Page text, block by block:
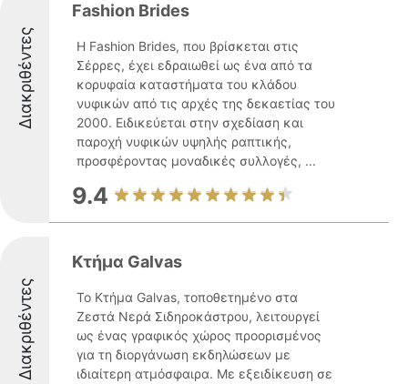
Διακριθέντες
Fashion Brides
Η Fashion Brides, που βρίσκεται στις
Σέρρες, έχει εδραιωθεί ως ένα από τα
κορυφαία καταστήματα του κλάδου
νυφικών από τις αρχές της δεκαετίας του
2000. Ειδικεύεται στην σχεδίαση και
παροχή νυφικών υψηλής ραπτικής,
προσφέροντας μοναδικές συλλογές, ...
9.4
Διακριθέντες
Κτήμα Galvas
Το Κτήμα Galvas, τοποθετημένο στα
Ζεστά Νερά Σιδηροκάστρου, λειτουργεί
ως ένας γραφικός χώρος προορισμένος
για τη διοργάνωση εκδηλώσεων με
ιδιαίτερη ατμόσφαιρα. Με εξειδίκευση σε